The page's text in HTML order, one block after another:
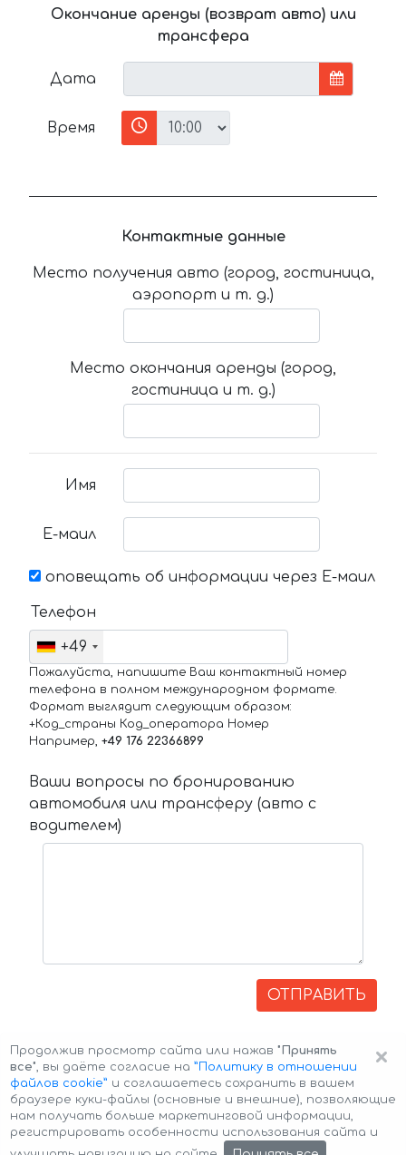
Окончание аренды (возврат авто) или
трансфера
Дата
Время
Контактные данные
Место получения авто (город, гостиница,
аэропорт и т. д.)
Место окончания аренды (город,
гостиница и т. д.)
Имя
Е-маил
оповещать об информации через Е-маил
Телефон
+49
Пожалуйста, напишите Ваш контактный номер
телефона в полном международном формате.
Формат выглядит следующим образом:
+Код_страны Код_оператора Номер
Например, +49 176 22366899
Ваши вопросы по бронированию
автомобиля или трансферу (авто с
водителем)
ОТПРАВИТЬ
Авторские права © 2026 Авто-Аренда Cookie Policy
×
Продолжив просмотр сайта или нажав "Принять
все", вы даёте согласие на ”Политику в отношении
файлов cookie” и соглашаетесь сохранить в вашем
браузере куки-файлы (основные и внешние), позволяющие
нам получать больше маркетинговой информации,
регистрировать особенности использования сайта и